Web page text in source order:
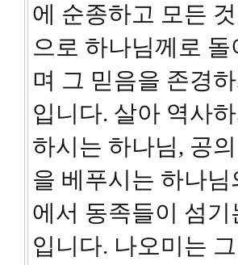
에 순종하고 모든
으로 하나님께로
며 그 믿음을 존경
입니다. 살아 역사
하시는 하나님, 공
을 베푸시는 하나
에서 동족들이 섬
입니다. 나오미는